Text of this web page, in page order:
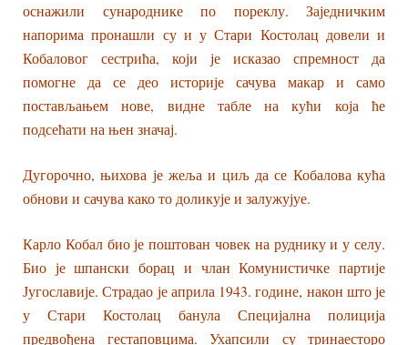
оснажили сународнике по пореклу. Заједничким
напорима пронашли су и у Стари Костолац довели и
Кобаловог сестрића, који је исказао спремност да
помогне да се део историје сачува макар и само
постављањем нове, видне табле на кући која ће
подсећати на њен значај.
Дугорочно, њихова је жеља и циљ да се Кобалова кућа
обнови и сачува како то доликује и залужујуе.
Карло Кобал био је поштован човек на руднику и у селу.
Био је шпански борац и члан Комунистичке партије
Југославије. Страдао је априла 1943. године, након што је
у Стари Костолац банула Специјална полиција
предвођена гестаповцима. Ухапсили су тринаесторо